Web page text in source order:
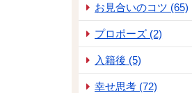
お見合いのコツ (65)
プロポーズ (2)
入籍後 (5)
幸せ思考 (72)